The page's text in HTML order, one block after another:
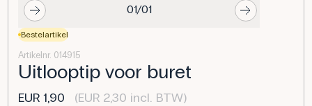
01/01
Bestelartikel
Artikelnr. 014915
Uitlooptip voor buret
EUR 1,90 (EUR 2,30 incl. BTW)